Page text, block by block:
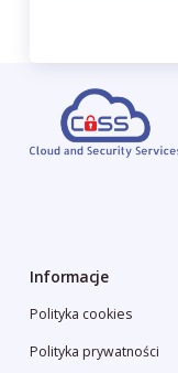
Informacje
Polityka cookies
Polityka prywatności